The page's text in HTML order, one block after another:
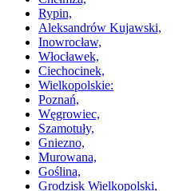
Rypin,
Aleksandrów Kujawski,
Inowrocław,
Włocławek,
Ciechocinek,
Wielkopolskie:
Poznań,
Węgrowiec,
Szamotuły,
Gniezno,
Murowana,
Goślina,
Grodzisk Wielkopolski,